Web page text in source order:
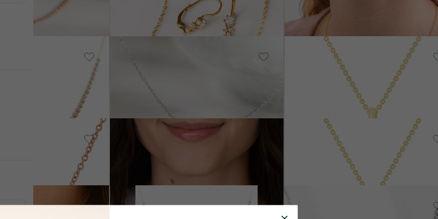
od 31 790 Kč od 51 790 Kč
Stříbro, Lab-grown diamant
8 990 Kč
Stříbro, Lab-grown diamant
14k žluté zlato, Diamant
od 19 690 Kč
Stříbro, Diamant
Stříbro, Diamant